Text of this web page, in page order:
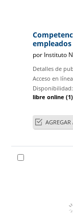
por Instituto
Detalles de
Acceso en
libre online